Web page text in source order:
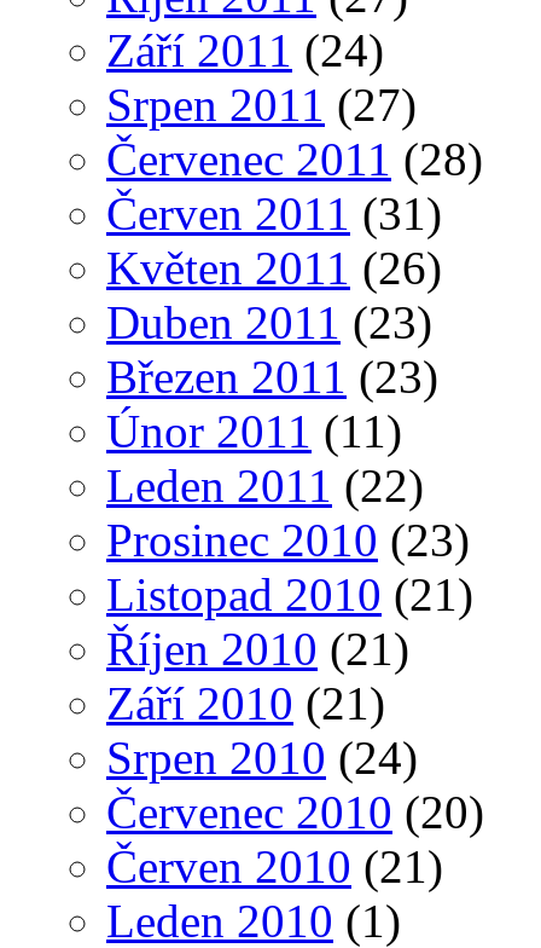
Září 2011 (24)
Srpen 2011 (27)
Červenec 2011 (28)
Červen 2011 (31)
Květen 2011 (26)
Duben 2011 (23)
Březen 2011 (23)
Únor 2011 (11)
Leden 2011 (22)
Prosinec 2010 (23)
Listopad 2010 (21)
Říjen 2010 (21)
Září 2010 (21)
Srpen 2010 (24)
Červenec 2010 (20)
Červen 2010 (21)
Leden 2010 (1)